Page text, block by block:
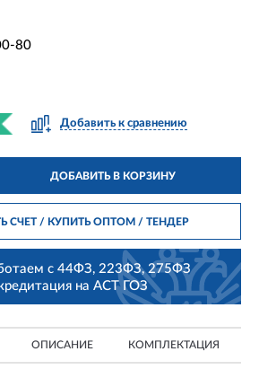
80
Добавить к сравнению
ДОБАВИТЬ В КОРЗИНУ
СЧЕТ / КУПИТЬ ОПТОМ/ ТЕНДЕР
с 44ФЗ, 223ФЗ, 275ФЗ
на АСТ ГОЗ
ОПИСАНИЕ КОМПЛЕКТАЦИЯ